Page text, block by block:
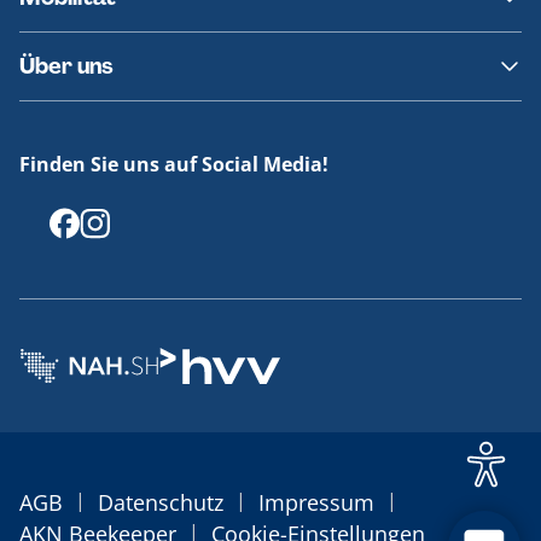
Fundsachen
Häufige Fragen
Barrierefreies Reisen
Erklärung Barrierefreiheit
Über uns
Offenlegungen
Finden Sie uns auf Social Media!
AGB | Datenschutz | Impressum |
AKN Beekeeper | Cookie-Einstellungen